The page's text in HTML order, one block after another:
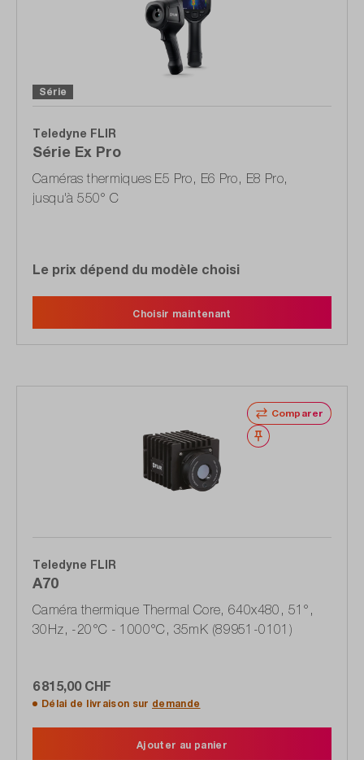
Série
Teledyne FLIR
Série Ex Pro
Caméras thermiques E5 Pro, E6 Pro, E8 Pro,
jusqu'à 550° C
Le prix dépend du modèle choisi
Choisir maintenant
Comparer
Noter
Teledyne FLIR
A70
Caméra thermique Thermal Core, 640x480, 51°,
30Hz, -20°C - 1000°C, 35mK (89951-0101)
6 815,00 CHF
Délai de livraison sur demande
Ajouter au panier